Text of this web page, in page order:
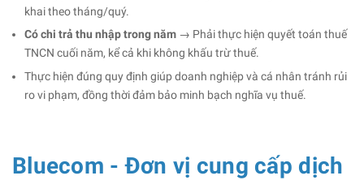
khai theo tháng/quý.
Có chi trả thu nhập trong năm → Phải thực hiện quyết toán thuế
TNCN cuối năm, kể cả khi không khấu trừ thuế.
Thực hiện đúng quy định giúp doanh nghiệp và cá nhân tránh rủi
ro vi phạm, đồng thời đảm bảo minh bạch nghĩa vụ thuế.
Bluecom - Đơn vị cung cấp dịch